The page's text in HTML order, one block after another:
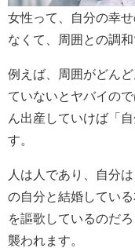
女性って、自分の幸
なくて、周囲との調
例えば、周囲がどん
ていないとヤバイの
ん出産していけば「
す。
人は人であり、自分
の自分と結婚してい
を謳歌しているのだ
襲われます。